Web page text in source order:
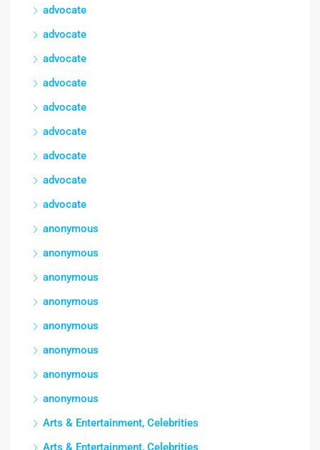
advocate
advocate
advocate
advocate
advocate
advocate
advocate
advocate
advocate
anonymous
anonymous
anonymous
anonymous
anonymous
anonymous
anonymous
anonymous
Arts & Entertainment, Celebrities
Arts & Entertainment, Celebrities